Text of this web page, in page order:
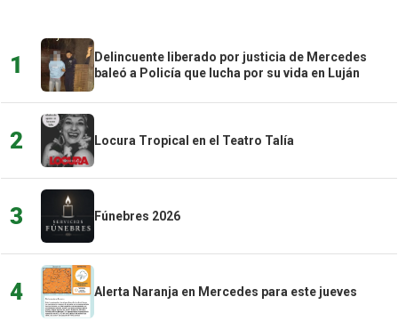
1
Delincuente liberado por justicia de Mercedes
baleó a Policía que lucha por su vida en Luján
2 Locura Tropical en el Teatro Talía
3 Fúnebres 2026
4 Alerta Naranja en Mercedes para este jueves